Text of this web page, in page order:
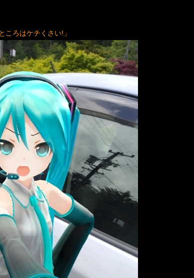
ろはケチくさい!」